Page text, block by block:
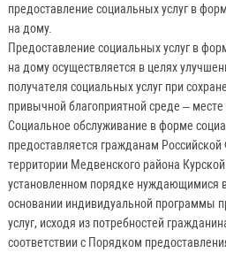
предоставление социальных услуг в
на дому.
Предоставление социальных услуг в
на дому осуществляется в целях
получателя социальных услуг при
привычной благоприятной среде – месте
Социальное обслуживание в форме
предоставляется гражданам
территории Медвенского района
установленном порядке нуждающимися
основании индивидуальной программы
услуг, исходя из потребностей
соответствии с Порядком